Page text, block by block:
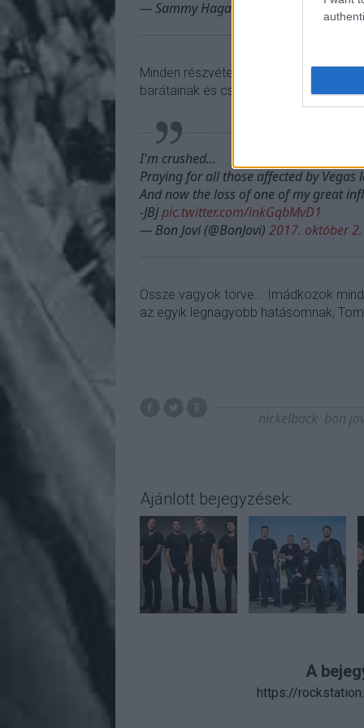
— Sammy Hagar (@sammyhagar)
Minden részvétem és imám a mai las
barátainak és családjának is. -Sammy
I'm crushed...
Praying for all those affected by Vegas
And now the loss of one of my great
-JBJpic.twitter.com/inkGqbMvD1
— Bon Jovi (@BonJovi) 2017. október 2.
Össze vagyok törve... Imádkozok
az egyik legnagyobb hatásomnak,
nickelback bon
Ajánlott bejegyzések:
A
https://